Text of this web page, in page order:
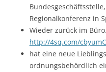
Regionalkonferenz in
Wieder zurück im
http://4sq.com/cbyumC
hat eine neue
ordnungsbehördlich